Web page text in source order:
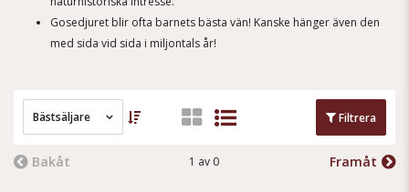
Gosedjuret blir ofta barnets bästa vän! Kanske hänger även den
med sida vid sida i miljontals år!
Bästsäljare Filtrera
Bakåt 1 av 0 Framåt